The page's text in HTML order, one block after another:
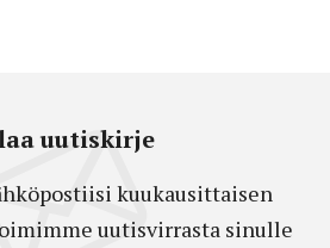
uutiskirje
kuukausittaisen
uutisvirrasta sinulle